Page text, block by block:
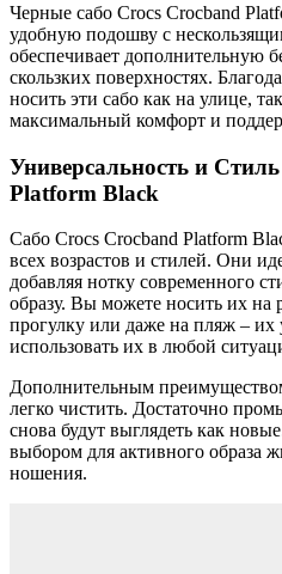
Черные сабо Crocs Crocband
удобную подошву с
обеспечивает дополнительную
скользких поверхностях.
носить эти сабо как на улице,
максимальный комфорт и
Универсальность и
Platform Black
Сабо Crocs Crocband Platform
всех возрастов и стилей. Они
добавляя нотку современного
образу. Вы можете носить их на
прогулку или даже на пляж – их
использовать их в любой
Дополнительным
легко чистить. Достаточно
снова будут выглядеть как
выбором для активного образа
ношения.